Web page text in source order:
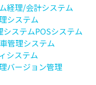
経理/会計システム
システム
システムPOSシステム
管理システム
システム
バージョン管理